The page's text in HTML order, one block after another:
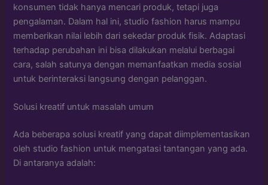
konsumen tidak hanya mencari produk, tetapi juga
pengalaman. Dalam hal ini, studio fashion harus mampu
memberikan nilai lebih dari sekedar produk fisik. Adaptasi
terhadap perubahan ini bisa dilakukan melalui berbagai
cara, salah satunya dengan memanfaatkan media sosial
untuk berinteraksi langsung dengan pelanggan.
Solusi kreatif untuk masalah umum
Ada beberapa solusi kreatif yang dapat diimplementasikan
oleh studio fashion untuk mengatasi tantangan yang ada.
Di antaranya adalah: